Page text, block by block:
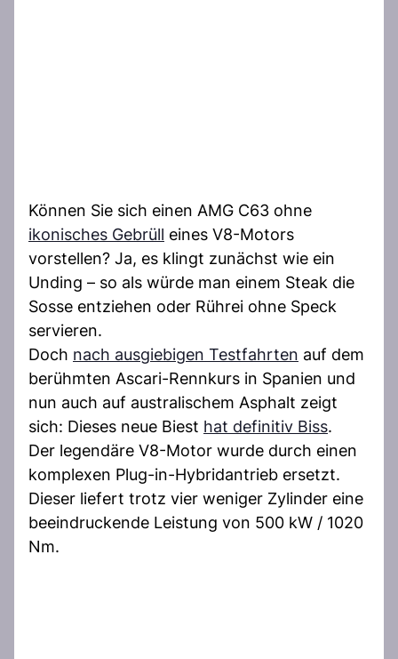
Können Sie sich einen AMG C63 ohne
ikonisches Gebrüll eines V8-Motors
vorstellen? Ja, es klingt zunächst wie ein
Unding – so als würde man einem Steak die
Sosse entziehen oder Rührei ohne Speck
servieren.
Doch nach ausgiebigen Testfahrten auf dem
berühmten Ascari-Rennkurs in Spanien und
nun auch auf australischem Asphalt zeigt
sich: Dieses neue Biest hat definitiv Biss.
Der legendäre V8-Motor wurde durch einen
komplexen Plug-in-Hybridantrieb ersetzt.
Dieser liefert trotz vier weniger Zylinder eine
beeindruckende Leistung von 500 kW / 1020
Nm.